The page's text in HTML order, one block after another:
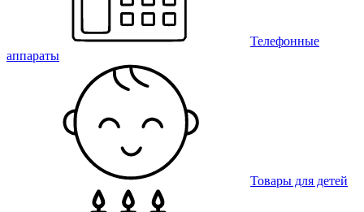
Телефонные
аппараты
Товары для детей